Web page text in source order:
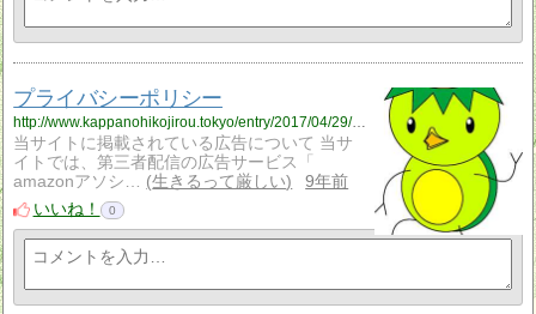
プライバシーポリシー
http://www.kappanohikojirou.tokyo/entry/2017/04/29/163012
当サイトに掲載されている広告について 当サ
イトでは、第三者配信の広告サービス「
amazonアソシ…
生きるって厳しい
9年前
いいね！
0